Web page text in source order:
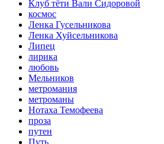
Клуб тёти Вали Сидоровой
космос
Ленка Гусельникова
Ленка Хуйсельникова
Липец
лирика
любовь
Мельников
метромания
метроманы
Нотаха Темофеева
проза
путен
Путь